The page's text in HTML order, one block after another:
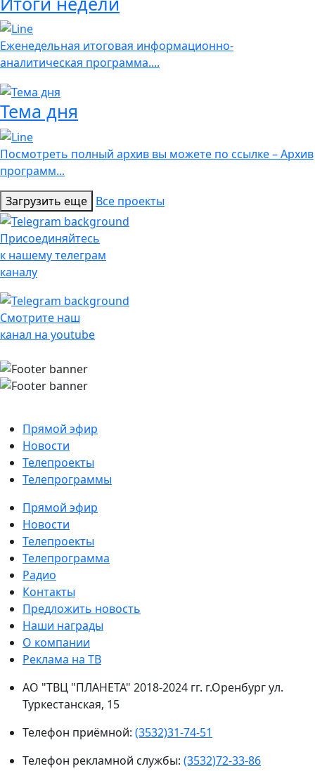
Еженедельная итоговая информационно-
аналитическая программа....
Тема дня
Посмотреть полный архив вы можете по ссылке – Архив
программ...
Загрузить еще Все проекты
Присоединяйтесь
к нашему телеграм
каналу
Смотрите наш
канал на youtube
Прямой эфир
Новости
Телепроекты
Телепрограммы
Прямой эфир
Новости
Телепроекты
Телепрограмма
Радио
Контакты
Предложить новость
Наши награды
О компании
Реклама на ТВ
АО "ТВЦ "ПЛАНЕТА" 2018-2024 гг. г.Оренбург ул.
Туркестанская, 15
Телефон приёмной: (3532)31-74-51
Телефон рекламной службы: (3532)72-33-86